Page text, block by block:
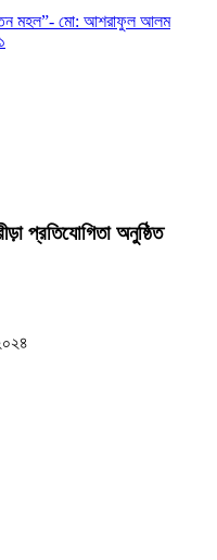
মহল”- মো: আশরাফুল আলম
প্রতিযোগিতা অনুষ্ঠিত